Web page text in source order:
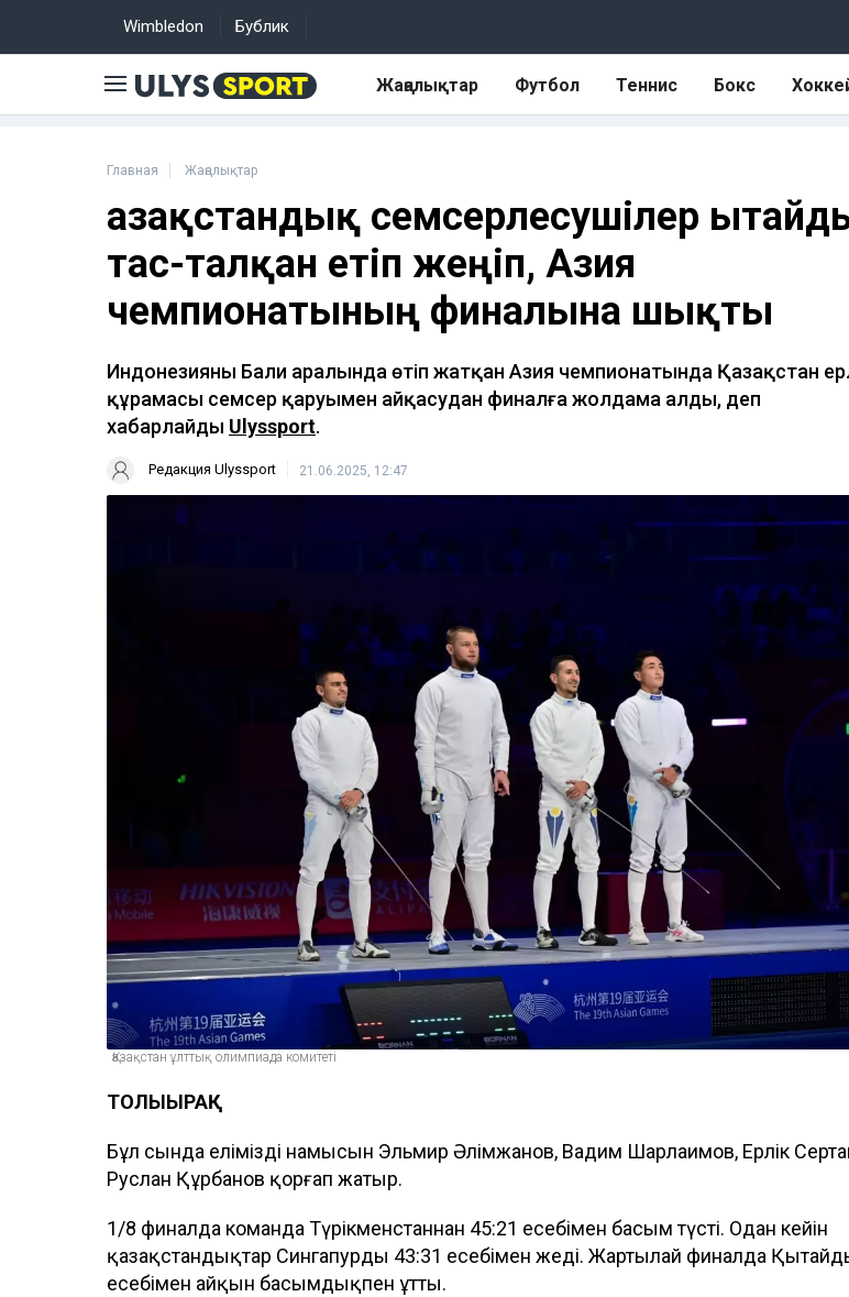
Wimbledon Бублик
Жаңалықтар Футбол Теннис Бокс
Главная Жаңалықтар
Қазақстандық семсерлесушілер
тас-талқан етіп жеңіп, Азия
чемпионатының финалына шықты
Индонезияның Бали аралында өтіп жатқан Азия чемпионатында Қазақстан
құрамасы семсер қаруымен айқасудан финалға жолдама алды, деп
хабарлайды Ulyssport.
Редакция Ulyssport 21.06.2025, 12:47
Қазақстан ұлттық олимпиада комитеті
ТОЛЫҒЫРАҚ
Бұл сында еліміздің намысын Эльмир Әлімжанов, Вадим Шарлаимов, Ерлік
Руслан Құрбанов қорғап жатыр.
1/8 финалда команда Түрікменстаннан 45:21 есебімен басым түсті. Одан кейін
қазақстандықтар Сингапурды 43:31 есебімен жеңді. Жартылай финалда
есебімен айқын басымдықпен ұтты.